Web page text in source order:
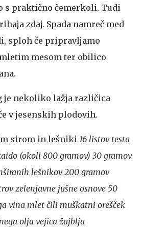
s praktično čemerkoli. Tudi
zdaj. Spada namreč med
sploh če pripravljamo
mesom ter obilico
je nekoliko lažja različica
v jesenskih plodovih.
sirom in lešniki 16 listov testa
(okoli 800 gramov) 30 gramov
lešnikov 200 gramov
zelenjavne jušne osnove 50
vina mlet čili muškatni orešček
olja vejica žajblja